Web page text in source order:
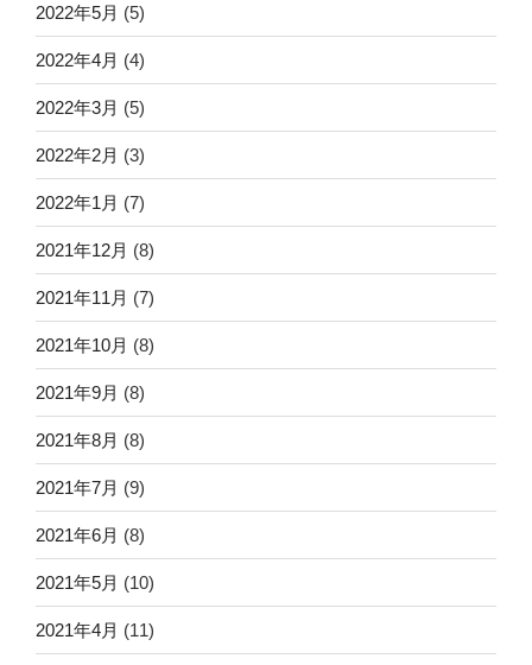
2022年5月 (5)
2022年4月 (4)
2022年3月 (5)
2022年2月 (3)
2022年1月 (7)
2021年12月 (8)
2021年11月 (7)
2021年10月 (8)
2021年9月 (8)
2021年8月 (8)
2021年7月 (9)
2021年6月 (8)
2021年5月 (10)
2021年4月 (11)